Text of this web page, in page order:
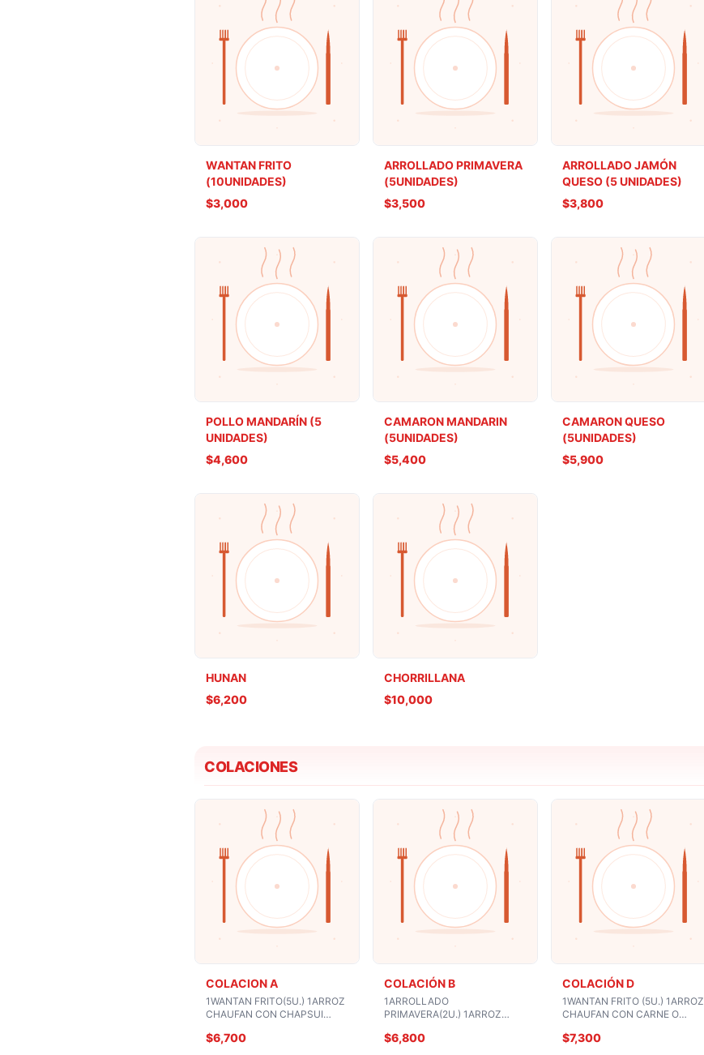
WANTAN FRITO
(10UNIDADES)
$3,000
ARROLLADO PRIMAVERA
(5UNIDADES)
$3,500
ARROLLADO JAMÓN
QUESO (5 UNIDADES)
$3,800
POLLO MANDARÍN (5
UNIDADES)
$4,600
CAMARON MANDARIN
(5UNIDADES)
$5,400
CAMARON QUESO
(5UNIDADES)
$5,900
HUNAN
$6,200
CHORRILLANA
$10,000
COLACIONES
COLACION A
1WANTAN FRITO(5U.) 1ARROZ
CHAUFAN CON CHAPSUI
1BEBIDA O COPA VINO
$6,700
COLACIÓN B
1ARROLLADO
PRIMAVERA(2U.) 1ARROZ
POLLO O CARNE O CERDO
$6,800
COLACIÓN D
1WANTAN FRITO (5U.) 1ARROZ
CHAUFAN CON CARNE O
MONGOLIANA 1BEBIDA O
$7,300